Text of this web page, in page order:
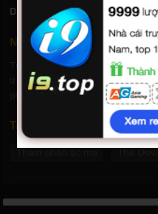
Diễn viên: Ji Sung Kim Min
Nội dung phim Thẩm phán ác
Trong tương lai đen tối không
thứ công lý của mình – trừng
phát trực tiếp mà người dân có
Tags